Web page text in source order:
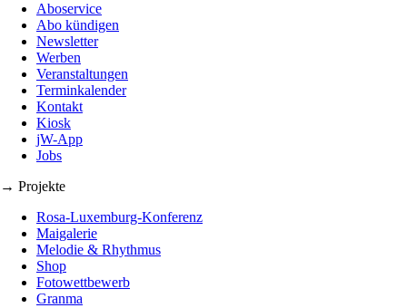
Aboservice
Abo kündigen
Newsletter
Werben
Veranstaltungen
Terminkalender
Kontakt
Kiosk
jW-App
Jobs
→ Projekte
Rosa-Luxemburg-Konferenz
Maigalerie
Melodie & Rhythmus
Shop
Fotowettbewerb
Granma